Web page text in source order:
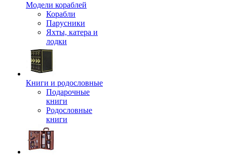
Модели кораблей
Корабли
Парусники
Яхты, катера и
лодки
Книги и родословные
Подарочные
книги
Родословные
книги